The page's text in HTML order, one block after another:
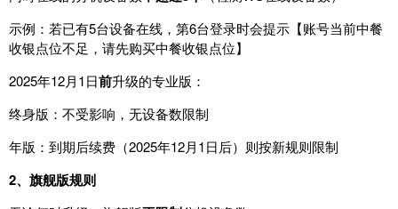
示例 ： 若已有5台设备在线 ， 第6台登录时会提示 【账号当前中餐
收银点位不足 ， 请先购买中餐收银点位】
2025年12月1日前升级的专业版 ：
终身版 ： 不受影响 ， 无设备数限制
年版 ： 到期后续费 （2025年12月1日后） 则按新规则限制
2、旗舰版规则